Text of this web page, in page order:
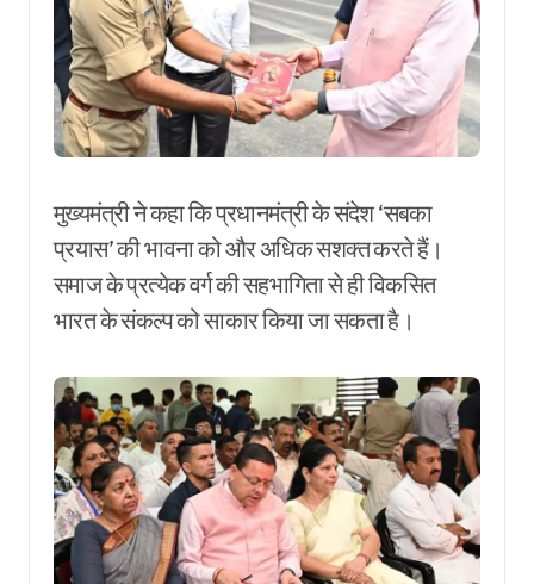
मुख्यमंत्री ने कहा कि प्रधानमंत्री के संदेश ‘सबका
प्रयास’ की भावना को और अधिक सशक्त करते हैं।
समाज के प्रत्येक वर्ग की सहभागिता से ही विकसित
भारत के संकल्प को साकार किया जा सकता है।